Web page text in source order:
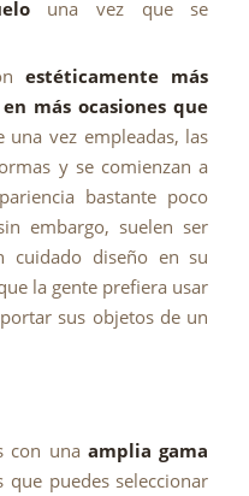
una vez que se
estéticamente más
más ocasiones que
una vez empleadas, las
y se comienzan a
bastante poco
embargo, suelen ser
cuidado diseño en su
la gente prefiera usar
sus objetos de un
con unaamplia gama
que puedes seleccionar